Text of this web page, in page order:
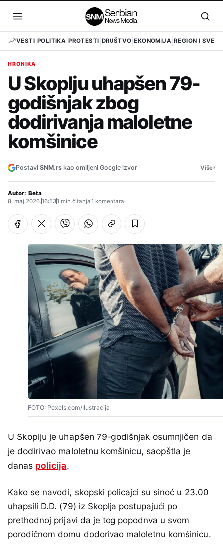
sadržaj
Otvori
meni
VESTI POLITIKA PROTESTI DRUŠTVO EKONOMIJA REGION I SVET
HRONIKA
U Skoplju uhapšen 79-
godišnjak zbog
dodirivanja maloletne
komšinice
Postavi SNM.rs kao omiljeni Google izvor Više›
Autor: Beta
8. maj 2026.16:531 min čitanja1 komentara
FOTO: Pexels.com/Ilustracija
U Skoplju je uhapšen 79-godišnjak osumnjičen da
je dodirivao maloletnu komšinicu, saopštla je
danas policija.
Kako se navodi, skopski policajci su sinoć u 23.00
uhapsili D.D. (79) iz Skoplja postupajući po
prethodnoj prijavi da je tog popodnva u svom
porodičnom domu dodorivao maloletnu komšinicu.